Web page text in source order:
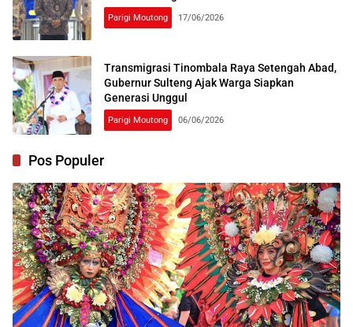
Parigi Moutong 17/06/2026
Transmigrasi Tinombala Raya Setengah Abad,
Gubernur Sulteng Ajak Warga Siapkan
Generasi Unggul
Parigi Moutong 06/06/2026
Pos Populer